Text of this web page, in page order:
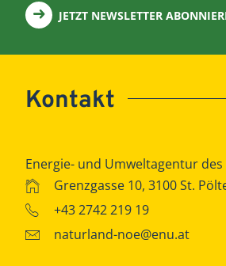
JETZT NEWSLETTER
Kontakt
Energie- und Umweltagentur des
Grenzgasse 10, 3100 St.
+43 2742 219 19
naturland-noe@enu.at